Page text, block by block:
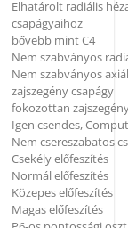
Elhatárolt radiális
csapágyaihoz
bővebb mint C4
Nem szabványos
Nem szabványos
zajszegény csapágy
fokozottan
Igen csendes,
Nem csereszabatos
Csekély előfeszítés
Normál előfeszítés
Közepes előfeszítés
Magas előfeszítés